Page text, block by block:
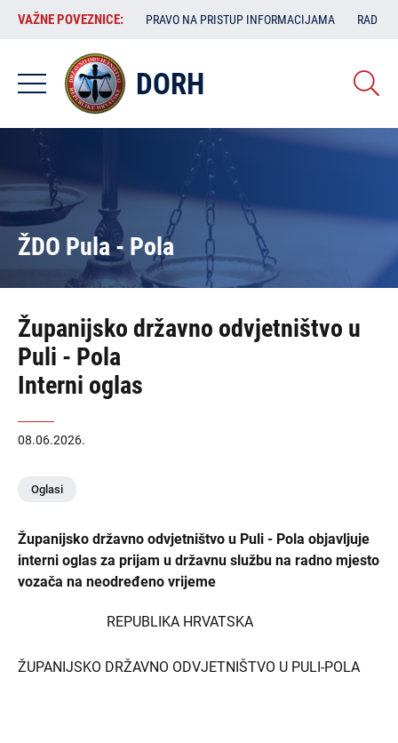
Skoči
sadržaj
VAŽNE
POVEZNICE:
VAŽNE POVEZNICE: PRAVO NA PRISTUP INFORMACIJAMA RAD
DORH
ŽDO Pula - Pola
Županijsko državno odvjetništvo u
Puli - Pola
Interni oglas
08.06.2026.
Oglasi
Županijsko državno odvjetništvo u Puli - Pola objavljuje
interni oglas za prijam u državnu službu na radno mjesto
vozača na neodređeno vrijeme
REPUBLIKA HRVATSKA
ŽUPANIJSKO DRŽAVNO ODVJETNIŠTVO U PULI-POLA